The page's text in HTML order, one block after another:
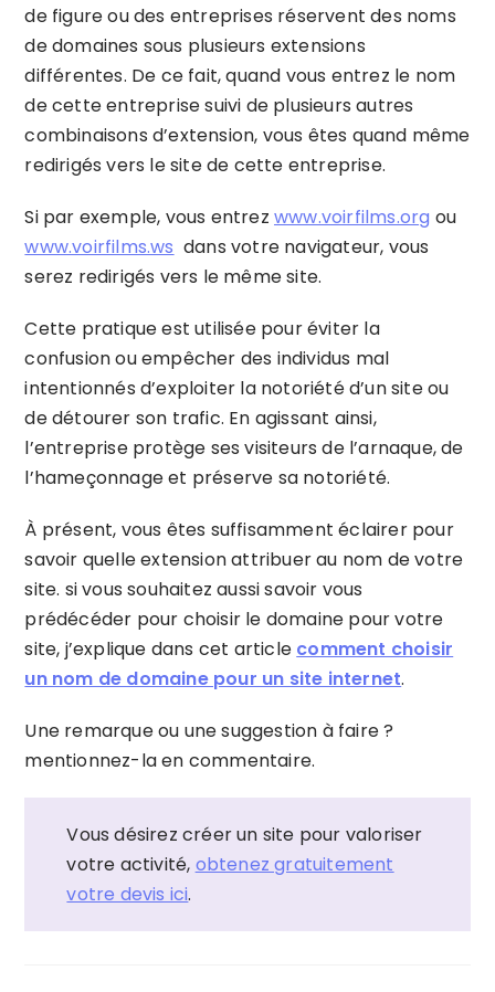
de figure ou des entreprises réservent des noms
de domaines sous plusieurs extensions
différentes. De ce fait, quand vous entrez le nom
de cette entreprise suivi de plusieurs autres
combinaisons d’extension, vous êtes quand même
redirigés vers le site de cette entreprise.
Si par exemple, vous entrezwww.voirfilms.org ou
www.voirfilms.ws dans votre navigateur, vous
serez redirigés vers le même site.
Cette pratique est utilisée pour éviter la
confusion ou empêcher des individus mal
intentionnés d’exploiter la notoriété d’un site ou
de détourer son trafic. En agissant ainsi,
l’entreprise protège ses visiteurs de l’arnaque, de
l’hameçonnage et préserve sa notoriété.
À présent, vous êtes suffisamment éclairer pour
savoir quelle extension attribuer au nom de votre
site. si vous souhaitez aussi savoir vous
prédécéder pour choisir le domaine pour votre
site, j’explique dans cet article comment choisir
un nom de domaine pour un site internet.
Une remarque ou une suggestion à faire ?
mentionnez-la en commentaire.
Vous désirez créer un site pour valoriser
votre activité, obtenez gratuitement
votre devis ici.